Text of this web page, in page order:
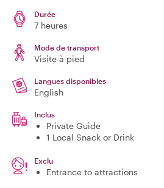
Durée
7 heures
Mode de transport
Visite à pied
Langues disponibles
English
Inclus
Private Guide
1 Local Snack or Drink
Exclu
Entrance to attractions